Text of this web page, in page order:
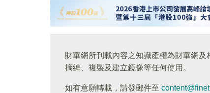
財華網所刊載內容之知識產權為財華網及
摘編、複製及建立鏡像等任何使用。
如有意願轉載，請發郵件至